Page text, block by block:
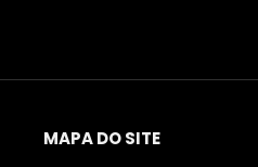
MAPA DO SITE